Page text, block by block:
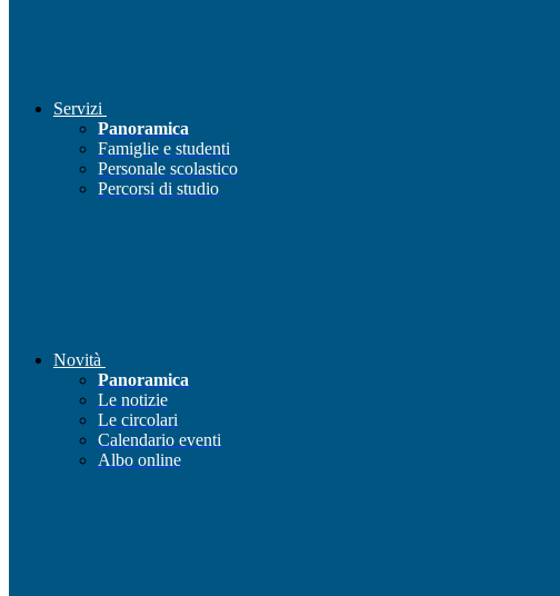
Servizi
Panoramica
Famiglie e studenti
Personale scolastico
Percorsi di studio
Novità
Panoramica
Le notizie
Le circolari
Calendario eventi
Albo online